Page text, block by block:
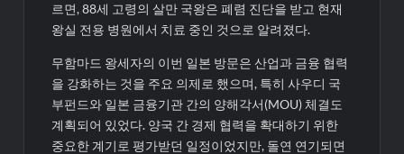
르면, 88세 고령의 살만 국왕은 폐렴 진단을 받고 현재
왕실 전용 병원에서 치료 중인 것으로 알려졌다.
무함마드 왕세자의 이번 일본 방문은 산업과 금융 협력
을 강화하는 것을 주요 의제로 했으며, 특히 사우디 국
부펀드와 일본 금융기관 간의 양해각서(MOU) 체결도
계획되어 있었다. 양국 간 경제 협력을 확대하기 위한
중요한 계기로 평가받던 일정이었지만, 돌연 연기되면